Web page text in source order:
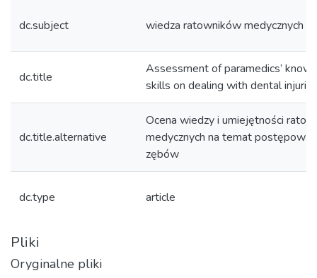
dc.subject wiedza ratowników medycznych
dc.title
Assessment of paramedics’
skills on dealing with dental
dc.title.alternative
Ocena wiedzy i umiejętności
medycznych na temat
zębów
dc.type article
Pliki
Oryginalne pliki